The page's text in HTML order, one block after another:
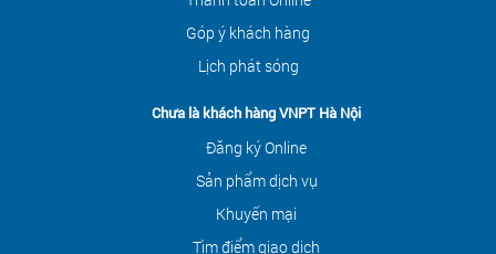
Góp ý khách hàng
Lịch phát sóng
Chưa là khách hàng VNPT Hà Nội
Đăng ký Online
Sản phẩm dịch vụ
Khuyến mại
Tìm điểm giao dịch